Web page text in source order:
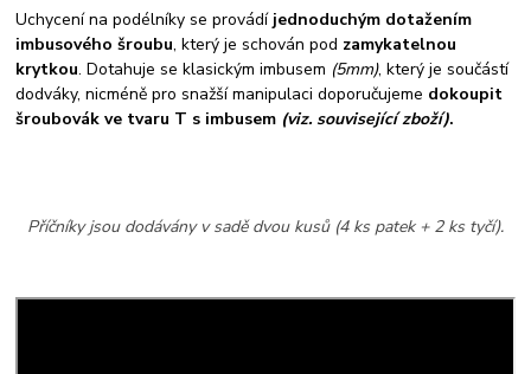
Uchycení na podélníky se provádí jednoduchým dotažením
imbusového šroubu, který je schován pod zamykatelnou
krytkou. Dotahuje se klasickým imbusem (5mm), který je součástí
dodváky, nicméně pro snažší manipulaci doporučujeme dokoupit
šroubovák ve tvaru T s imbusem (viz. související zboží).
Příčníky jsou dodávány v sadě dvou kusů (4 ks patek + 2 ks tyčí).